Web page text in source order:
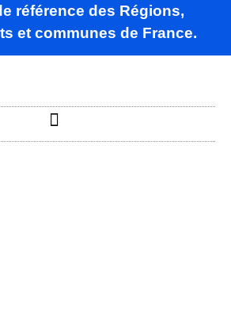
référence des Régions,
et communes de France.